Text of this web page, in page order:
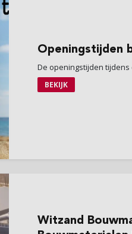
Openingstijden
De openingstijden tijdens
BEKIJK
Witzand